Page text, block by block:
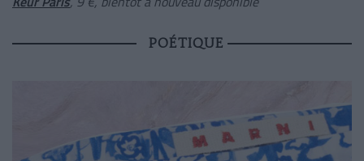
POÉTIQUE